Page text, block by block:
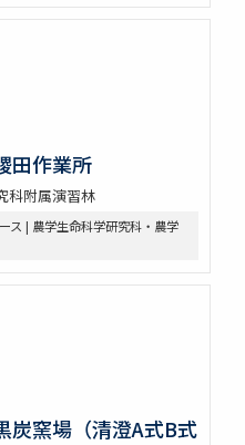
田作業所
科附属演習林
ス | 農学生命科学研究科・農学
窯場（清澄A式B式